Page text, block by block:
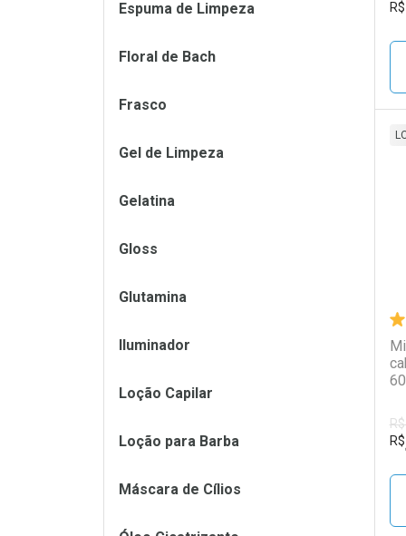
R$
R$
Espuma de Limpeza
Floral de Bach
Frasco
Gel de Limpeza
Gelatina
Gloss
Glutamina
Iluminador
Loção Capilar
Loção para Barba
Máscara de Cílios